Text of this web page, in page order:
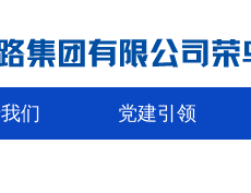
们 党建引领